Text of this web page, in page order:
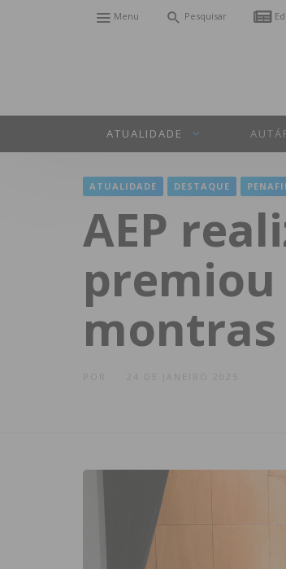
Menu Pesquisar
ATUALIDADE
ATUALIDADE DESTAQUE
AEP
premiou
24 DE JANEIRO 2025